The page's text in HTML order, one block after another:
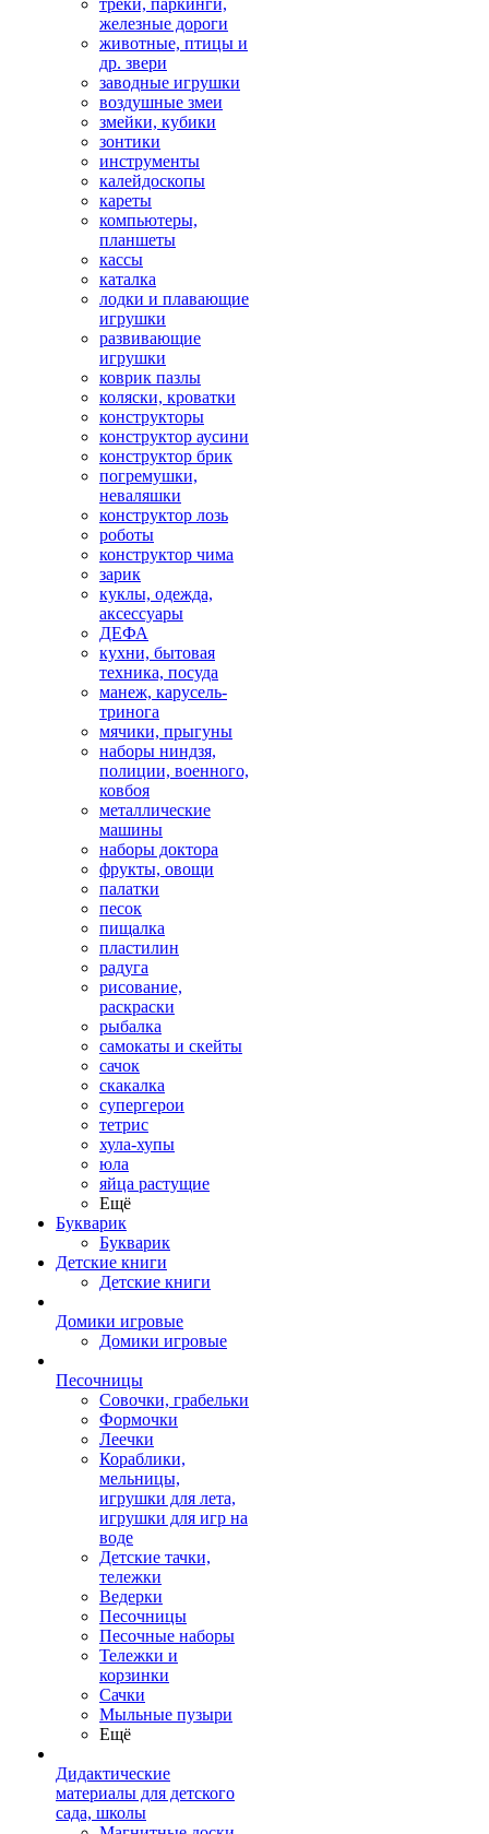
треки, паркинги,
железные дороги
животные, птицы и
др. звери
заводные игрушки
воздушные змеи
змейки, кубики
зонтики
инструменты
калейдоскопы
кареты
компьютеры,
планшеты
кассы
каталка
лодки и плавающие
игрушки
развивающие
игрушки
коврик пазлы
коляски, кроватки
конструкторы
конструктор аусини
конструктор брик
погремушки,
неваляшки
конструктор лозь
роботы
конструктор чима
зарик
куклы, одежда,
аксессуары
ДЕФА
кухни, бытовая
техника, посуда
манеж, карусель-
тринога
мячики, прыгуны
наборы ниндзя,
полиции, военного,
ковбоя
металлические
машины
наборы доктора
фрукты, овощи
палатки
песок
пищалка
пластилин
радуга
рисование,
раскраски
рыбалка
самокаты и скейты
сачок
скакалка
супергерои
тетрис
хула-хупы
юла
яйца растущие
Ещё
Букварик
Букварик
Детские книги
Детские книги
Домики игровые
Домики игровые
Песочницы
Совочки, грабельки
Формочки
Леечки
Кораблики,
мельницы,
игрушки для лета,
игрушки для игр на
воде
Детские тачки,
тележки
Ведерки
Песочницы
Песочные наборы
Тележки и
корзинки
Сачки
Мыльные пузыри
Ещё
Дидактические
материалы для детского
сада, школы